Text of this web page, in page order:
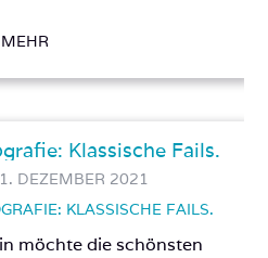
MEHR
DEZEMBER 2021
KLASSISCHE FAILS.
möchte die schönsten